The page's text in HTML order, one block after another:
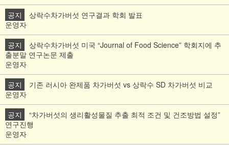
공지
상락수차가버섯 연구결과 학회 발표
운영자
공지
상락수차가버섯 미국 “Journal of Food Science” 학회지에 추
출분말 연구논문 제출
운영자
공지
기존 러시아 완제품 차가버섯 vs 상락수 SD 차가버섯 비교
운영자
공지
“차가버섯의 생리활성물질 추출 최적 조건 및 건조방법 설정”
연구진행
운영자